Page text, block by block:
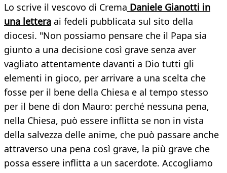
Lo scrive il vescovo di Crema Daniele Gianotti in
una lettera ai fedeli pubblicata sul sito della
diocesi. "Non possiamo pensare che il Papa sia
giunto a una decisione così grave senza aver
vagliato attentamente davanti a Dio tutti gli
elementi in gioco, per arrivare a una scelta che
fosse per il bene della Chiesa e al tempo stesso
per il bene di don Mauro: perché nessuna pena,
nella Chiesa, può essere inflitta se non in vista
della salvezza delle anime, che può passare anche
attraverso una pena così grave, la più grave che
possa essere inflitta a un sacerdote. Accogliamo